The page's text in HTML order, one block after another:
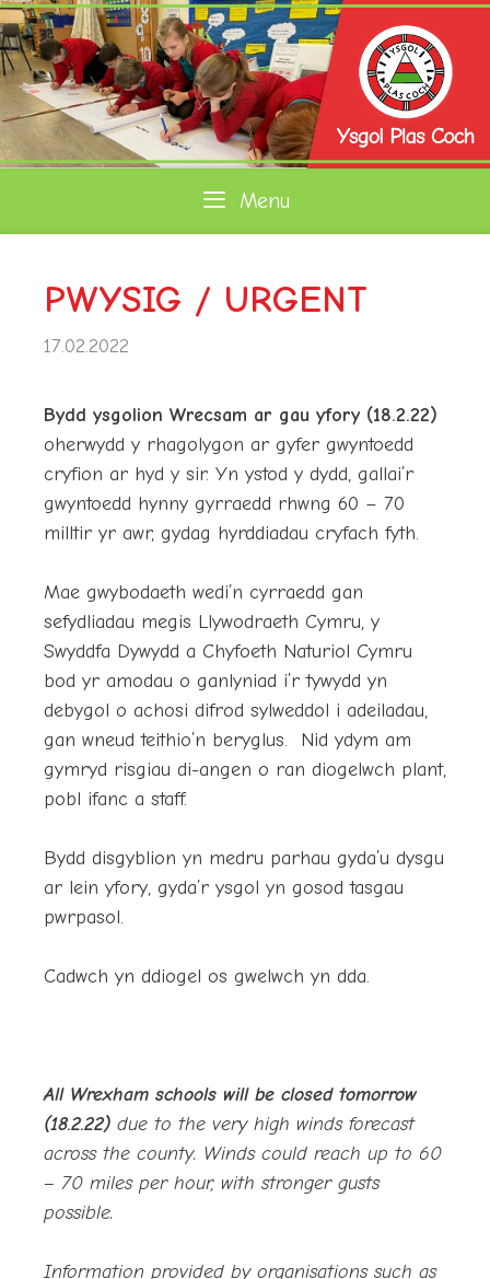
Skip
to
content
Menu
PWYSIG / URGENT
17.02.2022
Bydd ysgolion Wrecsam ar gau yfory (18.2.22)
oherwydd y rhagolygon ar gyfer gwyntoedd
cryfion ar hyd y sir. Yn ystod y dydd, gallai’r
gwyntoedd hynny gyrraedd rhwng 60 – 70
milltir yr awr, gydag hyrddiadau cryfach fyth.
Mae gwybodaeth wedi’n cyrraedd gan
sefydliadau megis Llywodraeth Cymru, y
Swyddfa Dywydd a Chyfoeth Naturiol Cymru
bod yr amodau o ganlyniad i’r tywydd yn
debygol o achosi difrod sylweddol i adeiladau,
gan wneud teithio’n beryglus. Nid ydym am
gymryd risgiau di-angen o ran diogelwch plant,
pobl ifanc a staff.
Bydd disgyblion yn medru parhau gyda’u dysgu
ar lein yfory, gyda’r ysgol yn gosod tasgau
pwrpasol.
Cadwch yn ddiogel os gwelwch yn dda.
All Wrexham schools will be closed tomorrow
(18.2.22)due to the very high winds forecast
across the county. Winds could reach up to 60
– 70 miles per hour, with stronger gusts
possible.
Information provided by organisations such as